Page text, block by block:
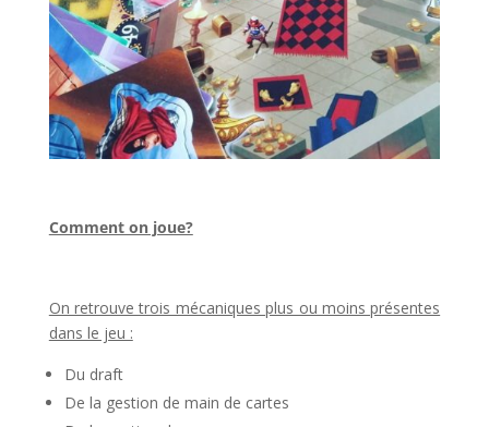
Comment on joue?
On retrouve trois mécaniques plus ou moins présentes
dans le jeu :
Du draft
De la gestion de main de cartes